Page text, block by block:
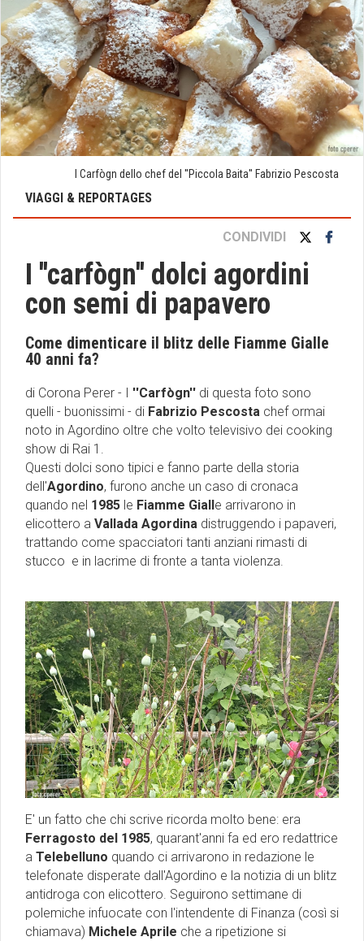
I Carfògn dello chef del ''Piccola Baita'' Fabrizio Pescosta
VIAGGI & REPORTAGES
CONDIVIDI
I ''carfògn'' dolci agordini
con semi di papavero
Come dimenticare il blitz delle Fiamme Gialle
40 anni fa?
di Corona Perer - I ''Carfògn'' di questa foto sono
quelli - buonissimi - di Fabrizio Pescosta chef ormai
noto in Agordino oltre che volto televisivo dei cooking
show di Rai 1.
Questi dolci sono tipici e fanno parte della storia
dell'Agordino, furono anche un caso di cronaca
quando nel 1985 le Fiamme Gialle arrivarono in
elicottero a Vallada Agordina distruggendo i papaveri,
trattando come spacciatori tanti anziani rimasti di
stucco e in lacrime di fronte a tanta violenza.
E' un fatto che chi scrive ricorda molto bene: era
Ferragosto del 1985, quarant'anni fa ed ero redattrice
a Telebelluno quando ci arrivarono in redazione le
telefonate disperate dall'Agordino e la notizia di un blitz
antidroga con elicottero. Seguirono settimane di
polemiche infuocate con l'intendente di Finanza (così si
chiamava) Michele Aprile che a ripetizione si